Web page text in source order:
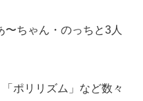
〜ちゃん・のっちと3人
ポリリズム」など数々